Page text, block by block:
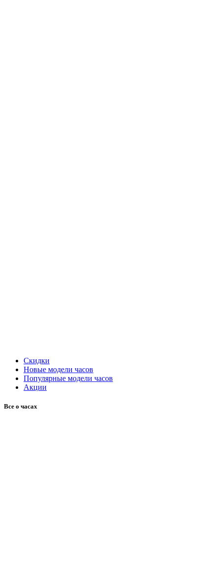
Скидки
Новые модели часов
Популярные модели часов
Акции
Все о часах